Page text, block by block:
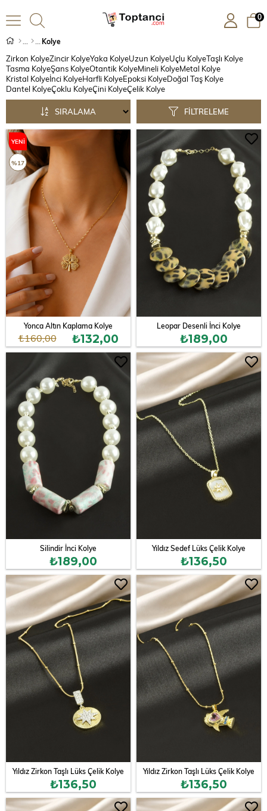
0
Kolye
Zirkon KolyeZincir KolyeYaka KolyeUzun KolyeUçlu KolyeTaşlı Kolye
Tasma KolyeŞans KolyeOtantik KolyeMineli KolyeMetal Kolye
Kristal Kolyeİnci KolyeHarfli KolyeEpoksi KolyeDoğal Taş Kolye
Dantel KolyeÇoklu KolyeÇini KolyeÇelik Kolye
FILTRELEME
SIRALAMA
Yonca Altın Kaplama Kolye
₺132,00
₺160,00
YENI
ÜRÜN
%17
Leopar Desenli İnci Kolye
₺189,00
Silindir İnci Kolye
₺189,00
Yıldız Sedef Lüks Çelik Kolye
₺136,50
Yıldız Zirkon Taşlı Lüks Çelik Kolye
₺136,50
Yıldız Zirkon Taşlı Lüks Çelik Kolye
₺136,50